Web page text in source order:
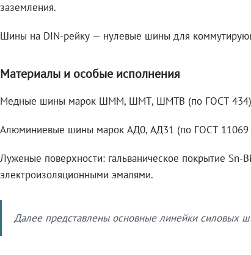
заземления.
Шины на DIN-рейку — нулевые шины для
Материалы и особые исполнения
Медные шины марок ШММ, ШМТ, ШМТВ (по ГОСТ 434).
Алюминиевые шины марок АД0, АД31 (по ГОСТ 11069
Луженые поверхности: гальваническое покрытие
электроизоляционными эмалями.
Далее представлены основные линейки силовых